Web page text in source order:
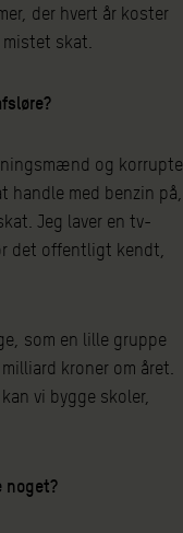
der hvert år koster
skat.
og korrupte
med benzin på,
Jeg laver en tv-
det offentligt kendt,
som en lille gruppe
kroner om året.
vi bygge skoler,
noget?